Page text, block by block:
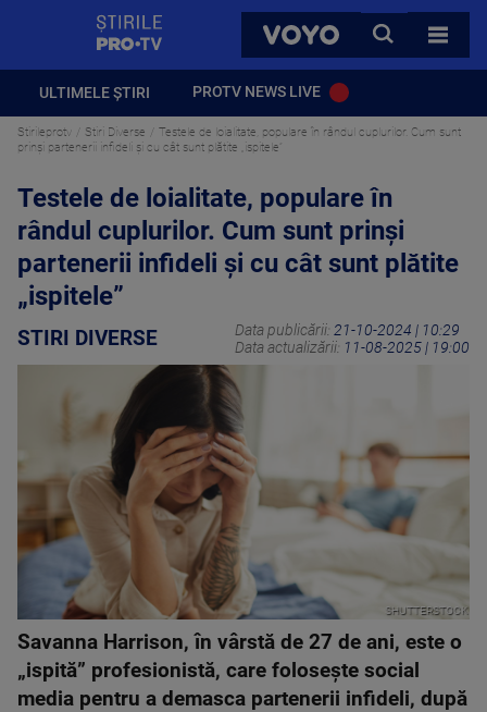
VOYO
CAUTA
TOATE
ULTIMELE ȘTIRI PROTV NEWS LIVE
Stirileprotv Stiri Diverse
Testele de loialitate, populare în rândul cuplurilor. Cum sunt
prinși partenerii infideli și cu cât sunt plătite „ispitele”
Testele de loialitate, populare în
rândul cuplurilor. Cum sunt prinși
partenerii infideli și cu cât sunt plătite
„ispitele”
STIRI DIVERSE Data publicării: 21-10-2024 | 10:29
Data actualizării: 11-08-2025 | 19:00
SHUTTERSTOCK
Savanna Harrison, în vârstă de 27 de ani, este o
„ispită” profesionistă, care folosește social
media pentru a demasca partenerii infideli, după